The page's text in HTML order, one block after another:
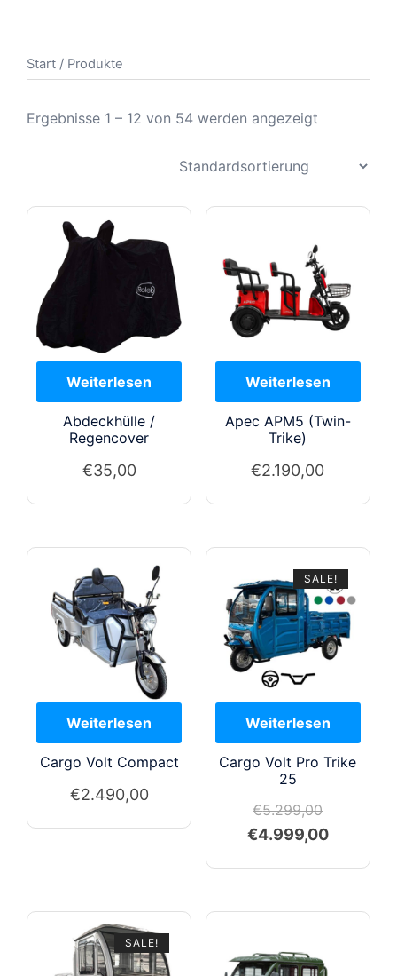
Start / Produkte
Ergebnisse 1 – 12 von 54 werden angezeigt
Abdeckhülle /
Regencover
€35,00
Apec APM5 (Twin-
Trike)
€2.190,00
Cargo Volt Compact
€2.490,00
SALE!
Cargo Volt Pro Trike
25
€5.299,00
Ursprünglicher
€5.299,00
€4.999,00Aktueller
SALE!